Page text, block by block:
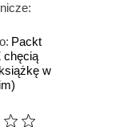
Packt
chęcią
w